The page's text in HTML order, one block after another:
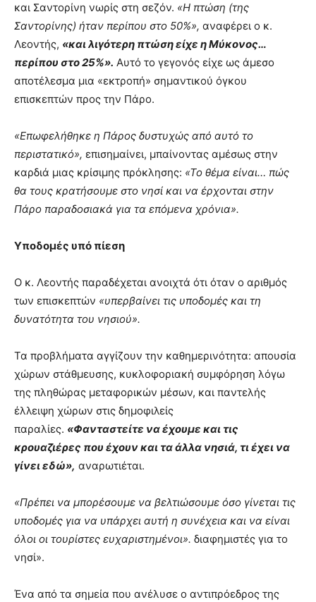
και Σαντορίνη νωρίς στη σεζόν. «Η πτώση (της
Σαντορίνης) ήταν περίπου στο 50%», αναφέρει ο κ.
Λεοντής, «και λιγότερη πτώση είχε η Μύκονος…
περίπου στο 25%». Αυτό το γεγονός είχε ως άμεσο
αποτέλεσμα μια «εκτροπή» σημαντικού όγκου
επισκεπτών προς την Πάρο.
«Επωφελήθηκε η Πάρος δυστυχώς από αυτό το
περιστατικό», επισημαίνει, μπαίνοντας αμέσως στην
καρδιά μιας κρίσιμης πρόκλησης: «Το θέμα είναι… πώς
θα τους κρατήσουμε στο νησί και να έρχονται στην
Πάρο παραδοσιακά για τα επόμενα χρόνια».
Υποδομές υπό πίεση
Ο κ. Λεοντής παραδέχεται ανοιχτά ότι όταν ο αριθμός
των επισκεπτών «υπερβαίνει τις υποδομές και τη
δυνατότητα του νησιού».
Τα προβλήματα αγγίζουν την καθημερινότητα: απουσία
χώρων στάθμευσης, κυκλοφοριακή συμφόρηση λόγω
της πληθώρας μεταφορικών μέσων, και παντελής
έλλειψη χώρων στις δημοφιλείς
παραλίες. «Φανταστείτε να έχουμε και τις
κρουαζιέρες που έχουν και τα άλλα νησιά, τι έχει να
γίνει εδώ», αναρωτιέται.
«Πρέπει να μπορέσουμε να βελτιώσουμε όσο γίνεται τις
υποδομές για να υπάρχει αυτή η συνέχεια και να είναι
όλοι οι τουρίστες ευχαριστημένοι». διαφημιστές για το
νησί».
Ένα από τα σημεία που ανέλυσε ο αντιπρόεδρος της